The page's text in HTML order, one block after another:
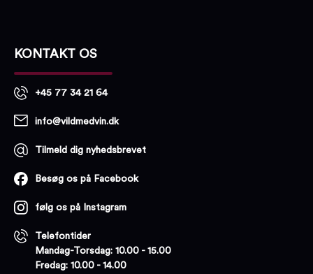
KONTAKT OS
+45 77 34 21 64
info@vildmedvin.dk
Tilmeld dig nyhedsbrevet
Besøg os på Facebook
følg os på Instagram
Telefontider
Mandag-Torsdag: 10.00 - 15.00
Fredag: 10.00 - 14.00